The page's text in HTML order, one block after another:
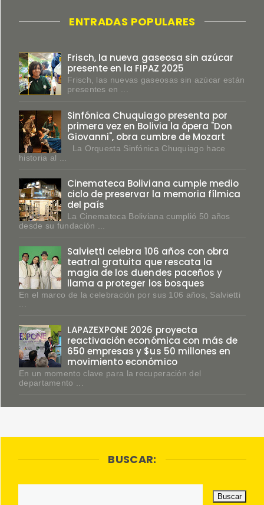
ENTRADAS POPULARES
Frisch, la nueva gaseosa sin azúcar
presente en la FIPAZ 2025
Frisch, las nuevas gaseosas sin azúcar están
presentes en ...
Sinfónica Chuquiago presenta por
primera vez en Bolivia la ópera "Don
Giovanni", obra cumbre de Mozart
La Orquesta Sinfónica Chuquiago hace
historia al ...
Cinemateca Boliviana cumple medio
ciclo de preservar la memoria fílmica
del país
La Cinemateca Boliviana cumplió 50 años
desde su fundación ...
Salvietti celebra 106 años con obra
teatral gratuita que rescata la
magia de los duendes paceños y
llama a proteger los bosques
En el marco de la celebración por sus 106 años, Salvietti
...
LAPAZEXPONE 2026 proyecta
reactivación económica con más de
650 empresas y $us 50 millones en
movimiento económico
En un momento clave para la recuperación del
departamento ...
BUSCAR: